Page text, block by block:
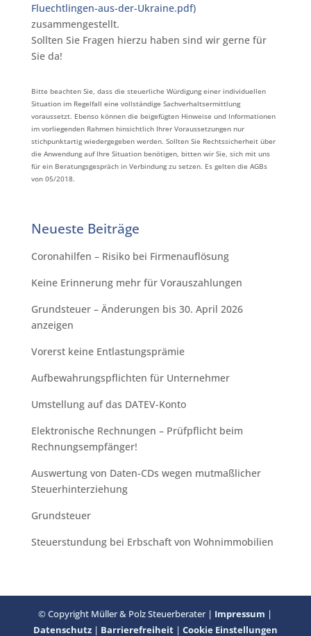
Fluechtlingen-aus-der-Ukraine.pdf)
zusammengestellt. ⁠
Sollten Sie Fragen hierzu haben sind wir gerne für
Sie da!⁠
Bitte beachten Sie, dass die steuerliche Würdigung einer individuellen
Situation im Regelfall eine vollständige Sachverhaltsermittlung
voraussetzt. Ebenso können die beigefügten Hinweise und Informationen
im vorliegenden Rahmen hinsichtlich Ihrer Voraussetzungen nur
stichpunktartig wiedergegeben werden. Sollten Sie Rechtssicherheit über
die Anwendung auf Ihre Situation benötigen, bitten wir Sie, sich mit uns
für ein Beratungsgespräch in Verbindung zu setzen. Es gelten die AGBs
von 05/2018.
Neueste Beiträge
Coronahilfen – Risiko bei Firmenauflösung
Keine Erinnerung mehr für Vorauszahlungen
Grundsteuer – Änderungen bis 30. April 2026
anzeigen
Vorerst keine Entlastungsprämie
Aufbewahrungspflichten für Unternehmer
Umstellung auf das DATEV-Konto
Elektronische Rechnungen – Prüfpflicht beim
Rechnungsempfänger!
Auswertung von Daten-CDs wegen mutmaßlicher
Steuerhinterziehung
Grundsteuer
Steuerstundung bei Erbschaft von Wohnimmobilien
© Copyright Müller & Polz Steuerberater | Impressum |
Datenschutz| Barrierefreiheit| Cookie Einstellungen